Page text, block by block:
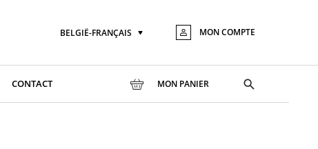
Langue
BELGIË-FRANÇAIS MON COMPTE
CONTACT MON PANIER
Toggle
search